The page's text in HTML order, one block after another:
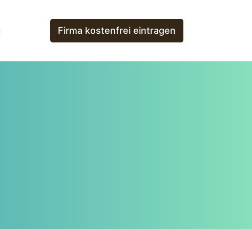
Firma kostenfrei eintragen